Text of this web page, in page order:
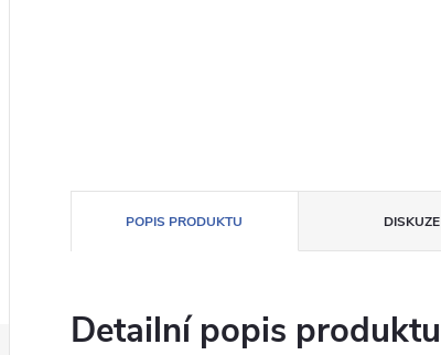
POPIS PRODUKTU DISKUZE
Detailní popis produktu